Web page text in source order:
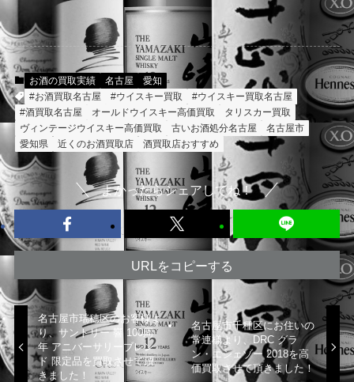
お酒の買取実績 名古屋
愛知
#お酒買取名古屋
#ウイスキー買取
#ウイスキー買取名古屋
#酒買取名古屋
オールドウイスキー高価買取
タリスカー買取
ヴィンテージウイスキー高価買取
古いお酒処分名古屋
名古屋市
愛知県
近くのお酒買取店 酒買取店おすすめ
よかったらシェアしてね！
URLをコピーする
名古屋市瑞穂区のお客様よ
り、サントリー 響 100周
年 アニバーサリーブレン
ド 限定品を買取させて頂
きました！
名古屋市千種区にお住いの
常連様より、DRC グラ
ン・エシェゾー 2018を高
価買取させて頂きました！